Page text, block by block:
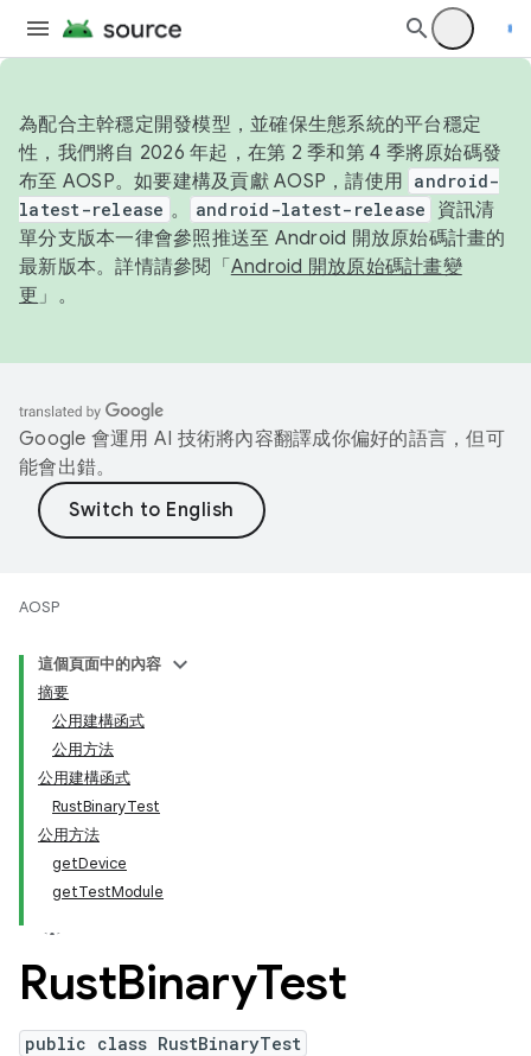
為配合主幹穩定開發模型，並確保生態系統的平台穩定
性，我們將自 2026 年起，在第 2 季和第 4 季將原始碼發
布至 AOSP。如要建構及貢獻 AOSP，請使用 android-
latest-release 。 android-latest-release
資訊清
單分支版本一律會參照推送至 Android 開放原始碼計畫的
最新版本。詳情請參閱「 Android 開放原始碼計畫變
更 」。
Google 會運用 AI 技術將內容翻譯成你偏好的語言，但可
能會出錯。
AOSP
這個頁面中的內容
摘要
公用建構函式
公用方法
公用建構函式
RustBinaryTest
公用方法
getDevice
getTestModule
RustBinaryTest
public class RustBinaryTest